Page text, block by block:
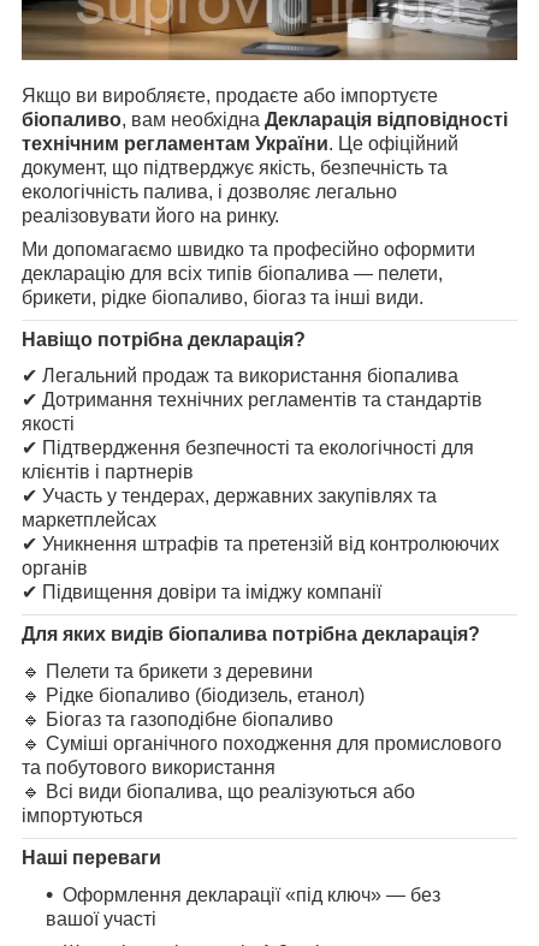
Якщо ви виробляєте, продаєте або імпортуєте
біопаливо, вам необхідна Декларація відповідності
технічним регламентам України. Це офіційний
документ, що підтверджує якість, безпечність та
екологічність палива, і дозволяє легально
реалізовувати його на ринку.
Ми допомагаємо швидко та професійно оформити
декларацію для всіх типів біопалива — пелети,
брикети, рідке біопаливо, біогаз та інші види.
Навіщо потрібна декларація?
✔ Легальний продаж та використання біопалива
✔ Дотримання технічних регламентів та стандартів
якості
✔ Підтвердження безпечності та екологічності для
клієнтів і партнерів
✔ Участь у тендерах, державних закупівлях та
маркетплейсах
✔ Уникнення штрафів та претензій від контролюючих
органів
✔ Підвищення довіри та іміджу компанії
Для яких видів біопалива потрібна декларація?
🔹 Пелети та брикети з деревини
🔹 Рідке біопаливо (біодизель, етанол)
🔹 Біогаз та газоподібне біопаливо
🔹 Суміші органічного походження для промислового
та побутового використання
🔹 Всі види біопалива, що реалізуються або
імпортуються
Наші переваги
Оформлення декларації «під ключ» — без
вашої участі